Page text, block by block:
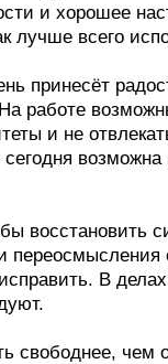
и хорошее
лучше всего
принесёт
работе
и не
возможна
восстановить
В
свободнее,